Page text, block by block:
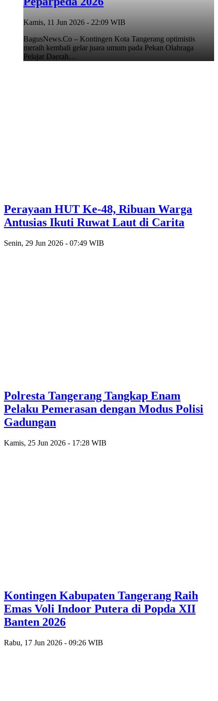
Kamis, 11 Jun 2026 - 22:09 WIB
BagusNews.Co – Kontingen Kota Tangerang optimistis
meraih kembali gelar juara umum pada Pekan Olahraga
Pelajar Daerah…
Perayaan HUT Ke-48, Ribuan Warga
Antusias Ikuti Ruwat Laut di Carita
Senin, 29 Jun 2026 - 07:49 WIB
Polresta Tangerang Tangkap Enam
Pelaku Pemerasan dengan Modus Polisi
Gadungan
Kamis, 25 Jun 2026 - 17:28 WIB
Kontingen Kabupaten Tangerang Raih
Emas Voli Indoor Putera di Popda XII
Banten 2026
Rabu, 17 Jun 2026 - 09:26 WIB